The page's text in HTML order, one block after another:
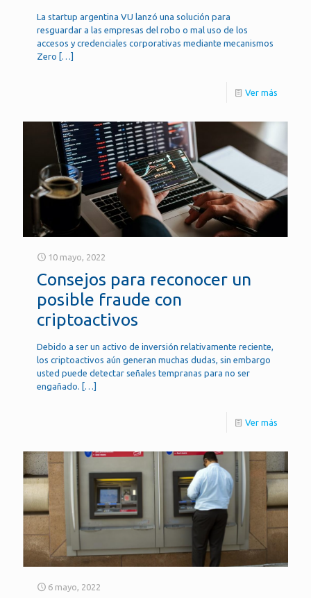
La startup argentina VU lanzó una solución para
resguardar a las empresas del robo o mal uso de los
accesos y credenciales corporativas mediante mecanismos
Zero […]
Ver más
10 mayo, 2022
Consejos para reconocer un
posible fraude con
criptoactivos
Debido a ser un activo de inversión relativamente reciente,
los criptoactivos aún generan muchas dudas, sin embargo
usted puede detectar señales tempranas para no ser
engañado. […]
Ver más
6 mayo, 2022